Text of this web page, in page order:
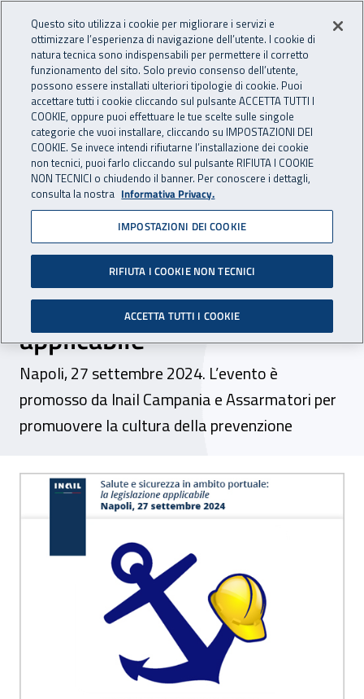
INAIL - Istituto Nazionale
Apri cerca
Navigazione principale
Navigazione - Ti trovi in:
Home Inail comunica Eventi
27 settembre 2024
Seminario - “Salute e
sicurezza in ambito
portuale: la legislazione
applicabile”
Napoli, 27 settembre 2024. L’evento è
promosso da Inail Campania e Assarmatori per
promuovere la cultura della prevenzione
Seminario - “Salute e sicurezza in
Questo sito utilizza i cookie per migliorare i servizi e
ottimizzare l’esperienza di navigazione dell’utente. I cookie di
natura tecnica sono indispensabili per permettere il corretto
funzionamento del sito. Solo previo consenso dell’utente,
possono essere installati ulteriori tipologie di cookie. Puoi
accettare tutti i cookie cliccando sul pulsante ACCETTA TUTTI I
COOKIE, oppure puoi effettuare le tue scelte sulle singole
categorie che vuoi installare, cliccando su IMPOSTAZIONI DEI
COOKIE. Se invece intendi rifiutarne l’installazione dei cookie
non tecnici, puoi farlo cliccando sul pulsante RIFIUTA I COOKIE
NON TECNICI o chiudendo il banner. Per conoscere i dettagli,
consulta la nostra Informativa Privacy.
IMPOSTAZIONI DEI COOKIE
RIFIUTA I COOKIE NON TECNICI
ACCETTA TUTTI I COOKIE